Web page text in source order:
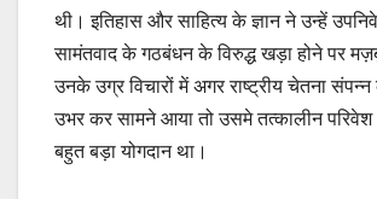
थी। इतिहास और साहित्य के ज्ञान ने उन्हें
सामंतवाद के गठबंधन के विरुद्ध खड़ा होने पर
उनके उग्र विचारों में अगर राष्ट्रीय चेतना
उभर कर सामने आया तो उसमे तत्कालीन परिवेश
बहुत बड़ा योगदान था।